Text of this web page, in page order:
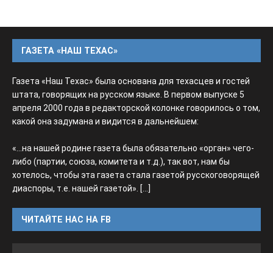
ГАЗЕТА «НАШ ТЕХАС»
Газета «Наш Техас» была основана для техасцев и гостей
штата, говорящих на русском языке. В первом выпуске 5
апреля 2000 года в редакторской колонке говорилось о том,
какой она задумана и видится в дальнейшем:
«...на нашей родине газета была обязательно «орган» чего-
либо (партии, союза, комитета и т.д.), так вот, нам бы
хотелось, чтобы эта газета стала газетой русскоговорящей
диаспоры, т.е. нашей газетой». [...]
ЧИТАЙТЕ НАС НА FB